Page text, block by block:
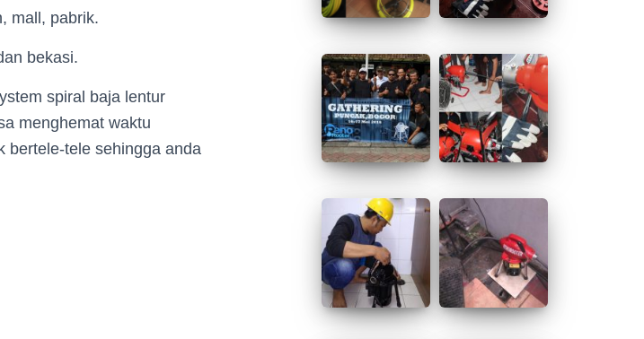
mall, pabrik.
bekasi.
spiral baja lentur
menghemat waktu
bertele-tele sehingga anda